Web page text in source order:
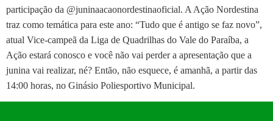
participação da @juninaacaonordestinaoficial. A Ação Nordestina
traz como temática para este ano: “Tudo que é antigo se faz novo”,
atual Vice-campeã da Liga de Quadrilhas do Vale do Paraíba, a
Ação estará conosco e você não vai perder a apresentação que a
junina vai realizar, né? Então, não esquece, é amanhã, a partir das
14:00 horas, no Ginásio Poliesportivo Municipal.